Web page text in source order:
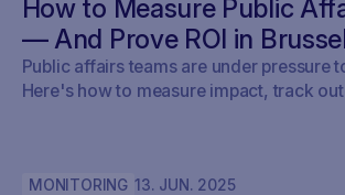
targeting outreach, or shaping
game just changed.
How to Measure Public
— And Prove ROI in
Public affairs teams are under pressure
Here's how to measure impact, track
MONITORING 13. JUN. 2025